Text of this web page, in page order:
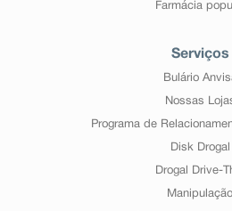
Farmácia
Serviços
Bulário
Nossas
Programa de
Disk Drogal
Drogal Drive-
Manipulação